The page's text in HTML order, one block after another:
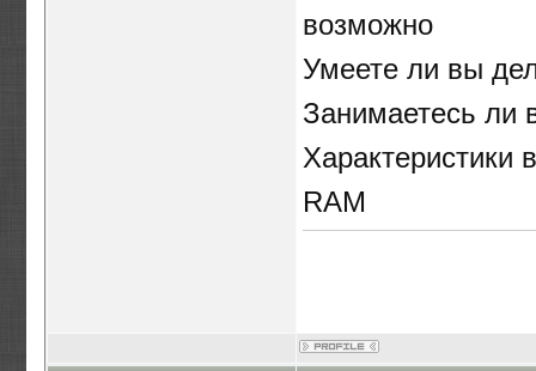
возможно
Умеете ли вы
Занимаетесь ли
RAM